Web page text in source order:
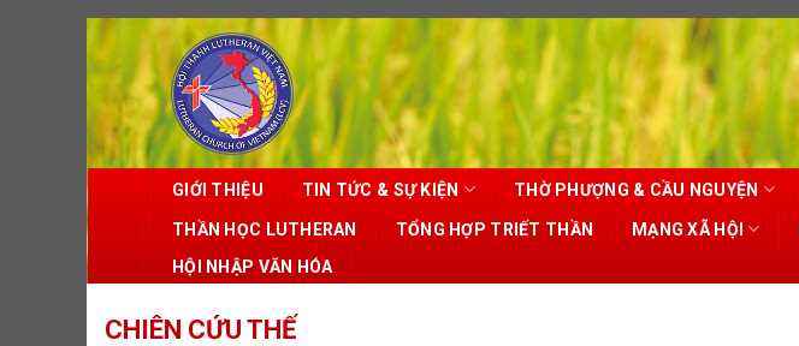
Skip
to
content
GIỚI THIỆU TIN TỨC & SỰ KIỆN THỜ PHƯỢNG & CẦU NGUYỆN
THẦN HỌC LUTHERAN TỔNG HỢP TRIẾT THẦN MẠNG XÃ HỘI
HỘI NHẬP VĂN HÓA
CHIÊN CỨU THẾ